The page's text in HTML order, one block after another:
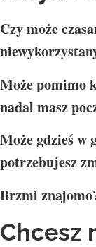
Czy może
Może pomimo
nadal masz
Może gdzieś w
potrzebujesz
Brzmi
Chcesz